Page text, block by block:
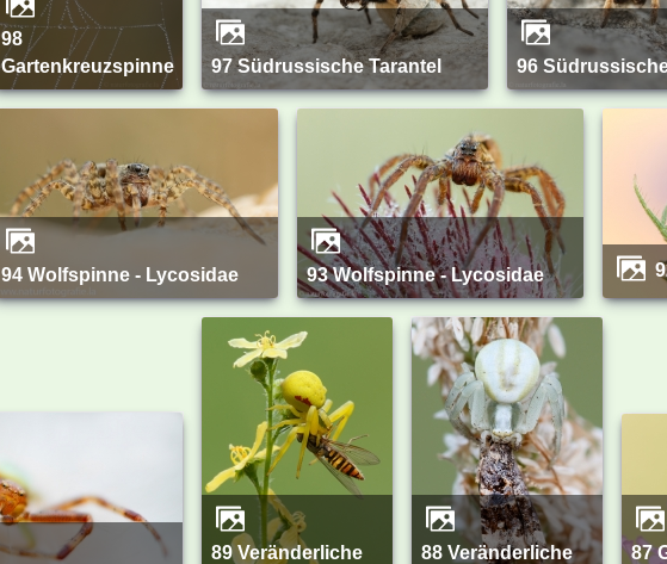
98
Gartenkreuzspinne
97 Südrussische Tarantel 96
94 Wolfspinne - Lycosidae 93 Wolfspinne - Lycosidae
89 Veränderliche
88 Veränderliche
87 Gehöckerte